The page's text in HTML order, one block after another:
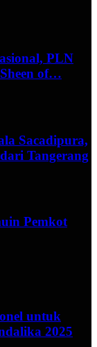
PLN
of…
Sacadipura,
Tangerang
Pemkot
untuk
2025